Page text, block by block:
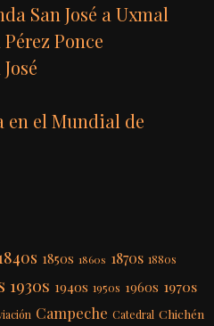
San José a Uxmal
Ponce
en el Mundial de
1850s 1860s 1870s 1880s
1930s 1940s 1950s 1960s 1970s
Campeche Catedral Chichén